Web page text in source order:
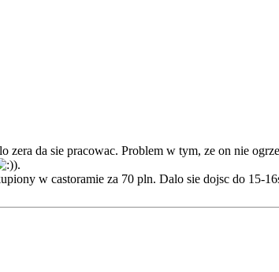
da sie pracowac. Problem w tym, ze on nie
.
w castoramie za 70 pln. Dalo sie dojsc do 15-